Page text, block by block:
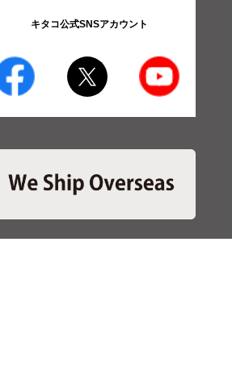
キタコ公式SNSアカウント